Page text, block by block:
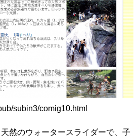
subin3/comig10.html
天然のウォータースライダーで、子